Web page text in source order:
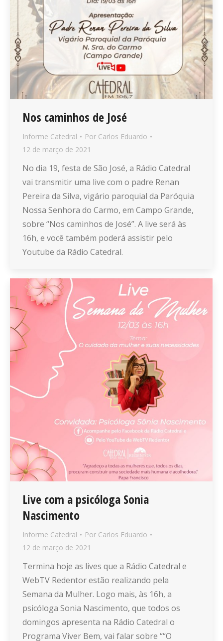
Nos caminhos de José
Informe Catedral Por Carlos Eduardo
12 de março de 2021
No dia 19, festa de São José, a Rádio Catedral
vai transmitir uma live com o padre Renan
Pereira da Silva, vigário paroquial da Paróquia
Nossa Senhora do Carmo, em Campo Grande,
sobre “Nos caminhos de José”. A live será às
16h, e você também poderá assistir pelo
Youtube da Rádio Catedral.
Live com a psicóloga Sonia
Nascimento
Informe Catedral Por Carlos Eduardo
12 de março de 2021
Termina hoje as lives que a Rádio Catedral e
WebTV Redentor estão realizando pela
Semana da Mulher. Logo mais, às 16h, a
psicóloga Sonia Nascimento, que todos os
domingos apresenta na Rádio Catedral o
Programa Viver Bem, vai falar sobre ““O